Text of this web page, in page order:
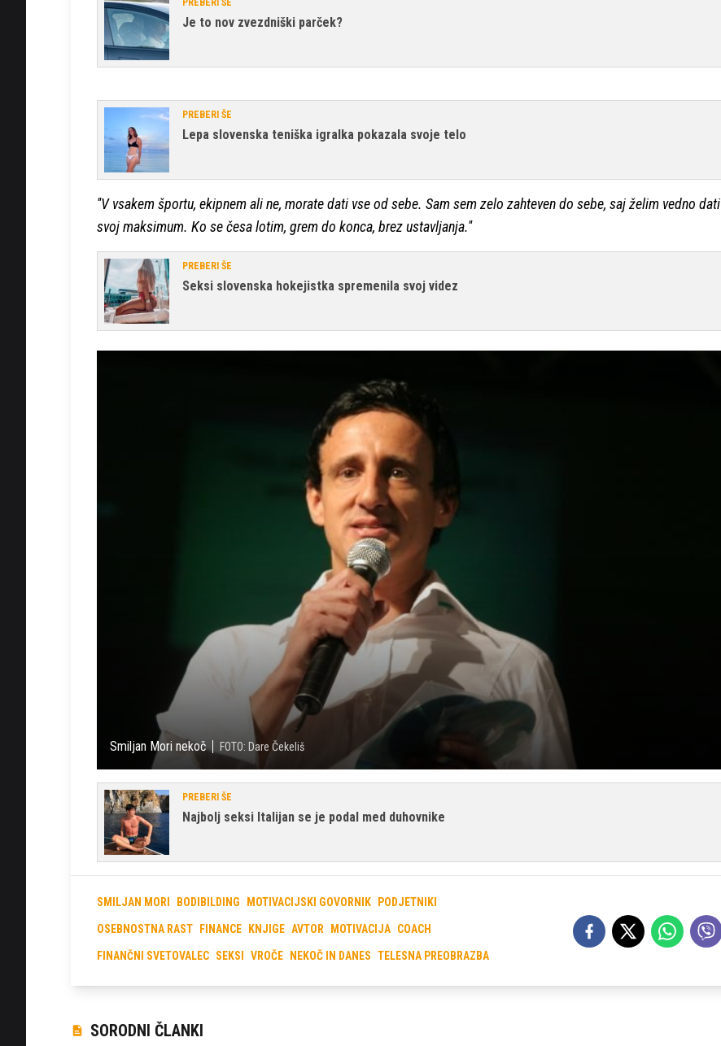
Je to nov zvezdniški parček?
PREBERI ŠE
Lepa slovenska teniška igralka pokazala svoje telo
''V vsakem športu, ekipnem ali ne, morate dati vse od sebe. Sam sem zelo zahteven do sebe, saj želim vedno dati
svoj maksimum. Ko se česa lotim, grem do konca, brez ustavljanja.''
PREBERI ŠE
Seksi slovenska hokejistka spremenila svoj videz
Smiljan Mori nekoč FOTO: Dare Čekeliš
PREBERI ŠE
Najbolj seksi Italijan se je podal med duhovnike
SMILJAN MORI BODIBILDING MOTIVACIJSKI GOVORNIK PODJETNIKI
OSEBNOSTNA RAST FINANCE KNJIGE AVTOR MOTIVACIJA COACH
FINANČNI SVETOVALEC SEKSI VROČE NEKOČ IN DANES TELESNA PREOBRAZBA
SORODNI ČLANKI